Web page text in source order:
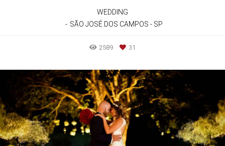
WEDDING
SÃO JOSÉ DOS CAMPOS - SP
2589 31